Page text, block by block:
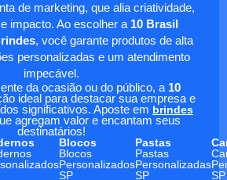
de marketing, que alia criatividade,
impacto. Ao escolher a 10 Brasil
, você garante produtos de alta
personalizadas e um atendimento
impecável.
da ocasião ou do público, a 10
ideal para destacar sua empresa e
significativos. Aposte em brindes
agregam valor e encantam seus
destinatários!
Blocos Pastas
Blocos
Personalizados
SP
Pastas
Personalizadas
SP
SP